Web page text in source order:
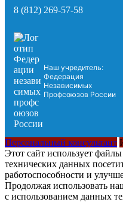
8 (812) 269-57-58
Наш учредитель:
Федерация
Независимых
Профсоюзов России
Персональный консультант
Этот сайт использует
технических данных
работоспособности и
Продолжая использовать
с использованием данных